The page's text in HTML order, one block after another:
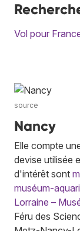
Vol pour
source
Nancy
Elle compte
devise utilisée
d'intérêt sont
muséum-
Lorraine –
Féru des